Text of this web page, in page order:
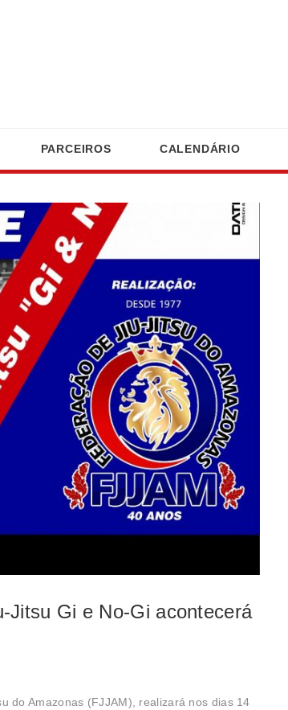
PARCEIROS CALENDÁRIO
Jitsu Gi e No-Gi acontecerá
do Amazonas (FJJAM), realizará nos dias 14